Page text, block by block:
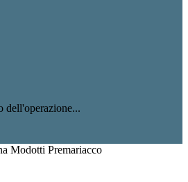
dell'operazione...